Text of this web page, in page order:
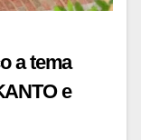
a tema
e